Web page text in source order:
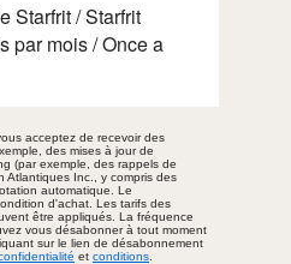
Starfrit / Starfrit
par mois / Once a
acceptez de recevoir des
des mises à jour de
(par exemple, des rappels de
Atlantiques Inc., y compris des
automatique. Le
d'achat. Les tarifs des
être appliqués. La fréquence
vous désabonner à tout moment
sur le lien de désabonnement
et conditions